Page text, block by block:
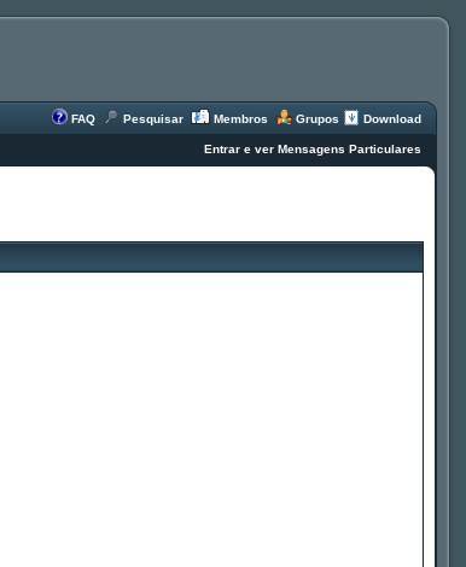
FAQ Pesquisar Membros Grupos Download
Entrar e ver Mensagens Particulares